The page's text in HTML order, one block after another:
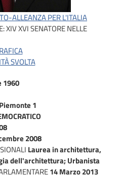
ALLEANZA PER L'ITALIA
XIVXVISENATORE NELLE
SVOLTA
1960
Piemonte 1
2008
Laurea in architettura,
dell'architettura; Urbanista
14 Marzo 2013